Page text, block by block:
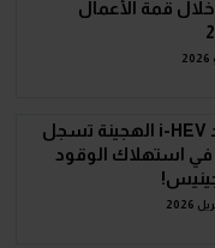
قمة الأعمال
جيلي إمجراند i-HEV الهجينة تسجل
استهلاك الوقود